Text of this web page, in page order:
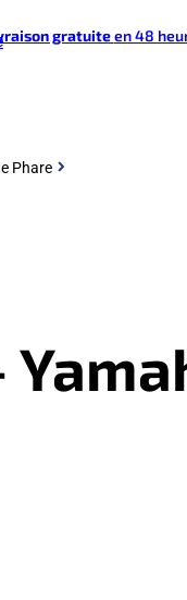
gratuiteen 48
Phare